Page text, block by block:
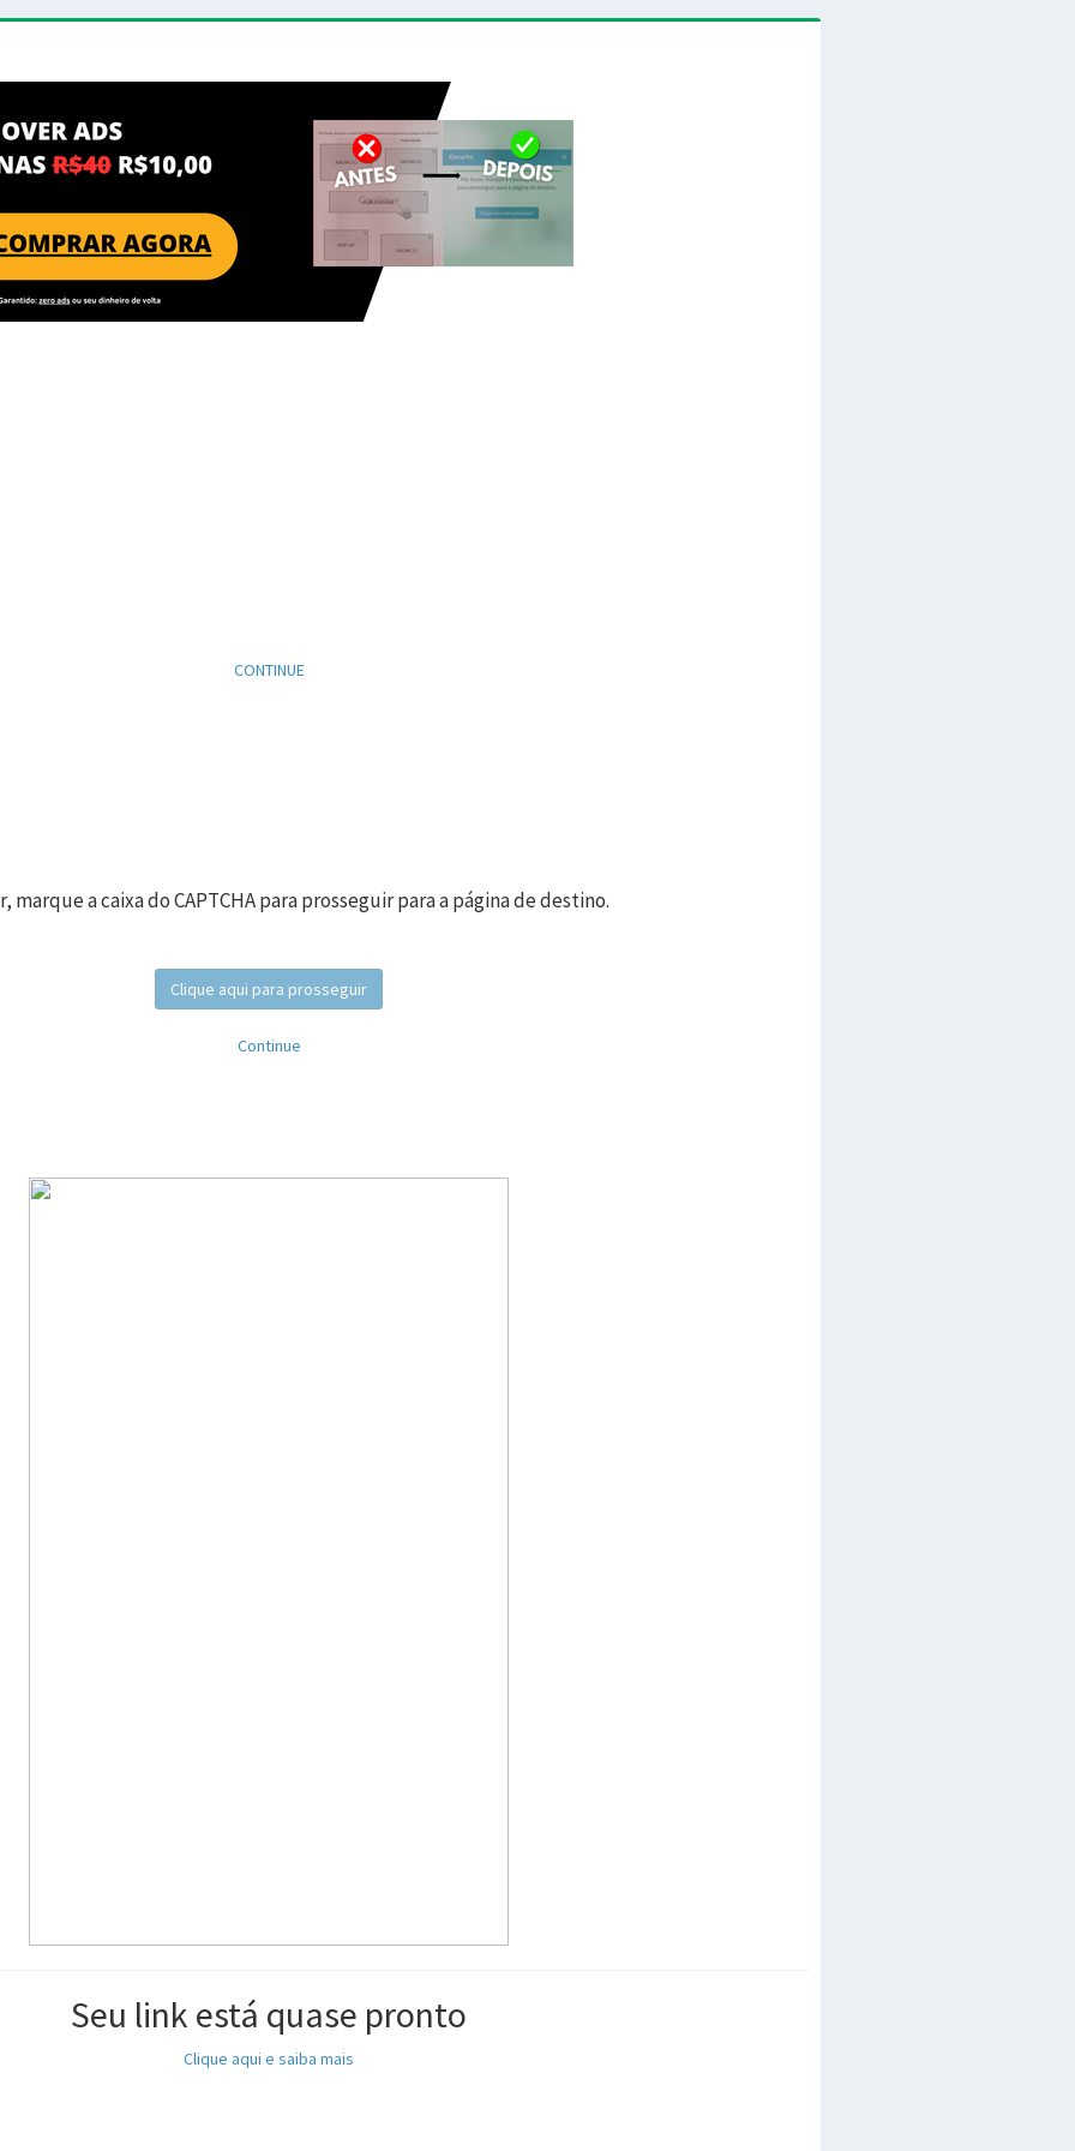
CONTINUE
marque a caixa do CAPTCHA para prosseguir para a página de destino.
Clique aqui para prosseguir
Continue
Seu link está quase pronto
Clique aqui e saiba mais